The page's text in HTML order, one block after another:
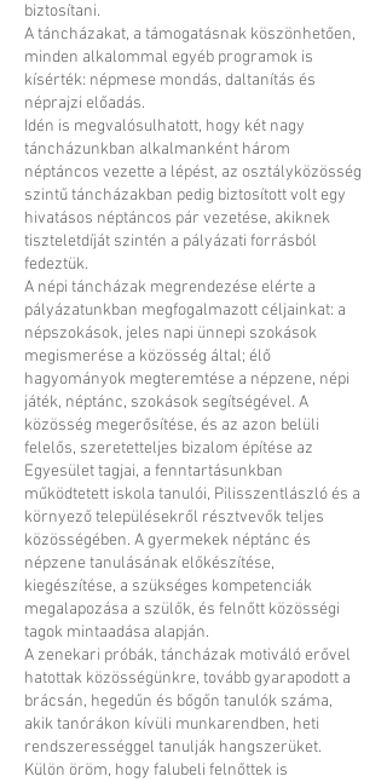
biztosítani.
A táncházakat, a támogatásnak köszönhetően,
minden alkalommal egyéb programok is
kísérték: népmese mondás, daltanítás és
néprajzi előadás.
Idén is megvalósulhatott, hogy két nagy
táncházunkban alkalmanként három
néptáncos vezette a lépést, az osztályközösség
szintű táncházakban pedig biztosított volt egy
hivatásos néptáncos pár vezetése, akiknek
tiszteletdíját szintén a pályázati forrásból
fedeztük.
A népi táncházak megrendezése elérte a
pályázatunkban megfogalmazott céljainkat: a
népszokások, jeles napi ünnepi szokások
megismerése a közösség által; élő
hagyományok megteremtése a népzene, népi
játék, néptánc, szokások segítségével. A
közösség megerősítése, és az azon belüli
felelős, szeretetteljes bizalom építése az
Egyesület tagjai, a fenntartásunkban
működtetett iskola tanulói, Pilisszentlászló és a
környező településekről résztvevők teljes
közösségében. A gyermekek néptánc és
népzene tanulásának előkészítése,
kiegészítése, a szükséges kompetenciák
megalapozása a szülők, és felnőtt közösségi
tagok mintaadása alapján.
A zenekari próbák, táncházak motiváló erővel
hatottak közösségünkre, tovább gyarapodott a
brácsán, hegedűn és bőgőn tanulók száma,
akik tanórákon kívüli munkarendben, heti
rendszerességgel tanulják hangszerüket.
Külön öröm, hogy falubeli felnőttek is